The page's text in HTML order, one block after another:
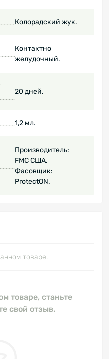
Колорадский жук.
Контактно
желудочный.
20 дней.
1,2 мл.
Производитель:
FMC США.
Фасовщик:
ProtectON.
товаре.
товаре, станьте
свой отзыв.